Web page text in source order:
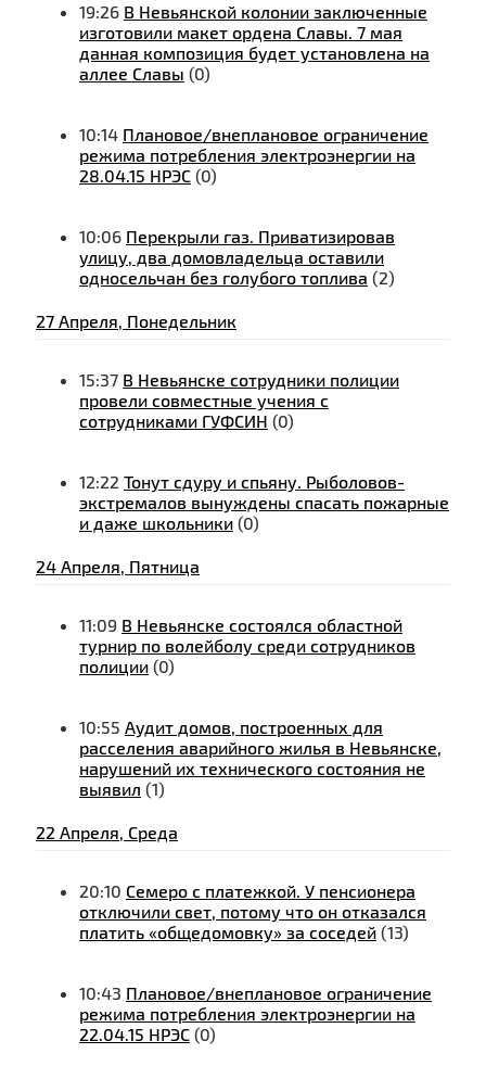
19:26 В Невьянской колонии заключенные
изготовили макет ордена Славы. 7 мая
данная композиция будет установлена на
аллее Славы (0)
10:14 Плановое/внеплановое ограничение
режима потребления электроэнергии на
28.04.15 НРЭС (0)
10:06 Перекрыли газ. Приватизировав
улицу, два домовладельца оставили
односельчан без голубого топлива (2)
27 Апреля, Понедельник
15:37 В Невьянске сотрудники полиции
провели совместные учения с
сотрудниками ГУФСИН (0)
12:22 Тонут сдуру и спьяну. Рыболовов-
экстремалов вынуждены спасать пожарные
и даже школьники (0)
24 Апреля, Пятница
11:09 В Невьянске состоялся областной
турнир по волейболу среди сотрудников
полиции (0)
10:55 Аудит домов, построенных для
расселения аварийного жилья в Невьянске,
нарушений их технического состояния не
выявил (1)
22 Апреля, Среда
20:10 Семеро с платежкой. У пенсионера
отключили свет, потому что он отказался
платить «общедомовку» за соседей (13)
10:43 Плановое/внеплановое ограничение
режима потребления электроэнергии на
22.04.15 НРЭС (0)